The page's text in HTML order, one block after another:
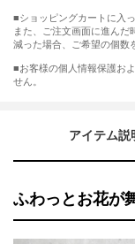
■ショッピングカートに入
また、ご注文画面に進ん
減った場合、ご希望の個数
■お客様の個人情報保護お
せん。
アイテム説
ふわっとお花が